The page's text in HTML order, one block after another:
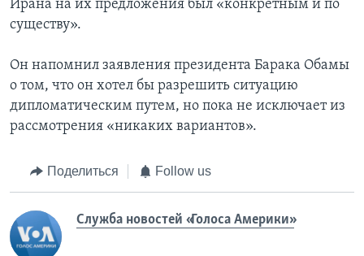
Ирана на их предложения был «конкретным и по
существу».
Он напомнил заявления президента Барака Обамы
о том, что он хотел бы разрешить ситуацию
дипломатическим путем, но пока не исключает из
рассмотрения «никаких вариантов».
Поделиться Follow us
Служба новостей «Голоса Америки»